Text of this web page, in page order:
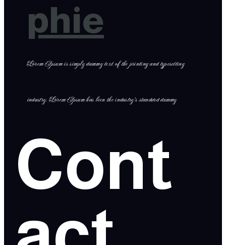
phie
Lorem Ipsum is simply dummy text of the printing and typesetting
industry. Lorem Ipsum has been the industry’s standard dummy
Cont